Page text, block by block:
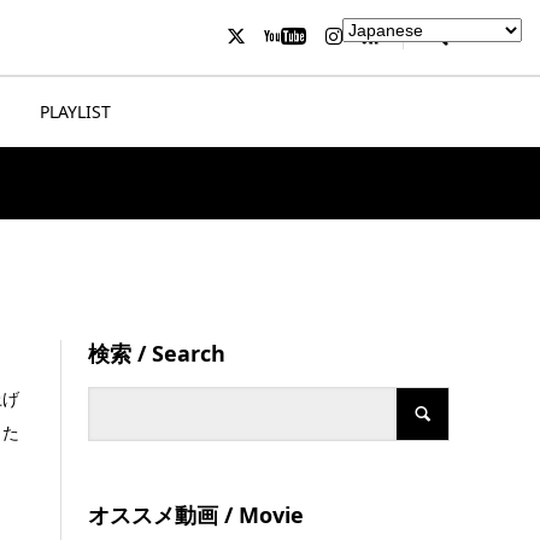
PLAYLIST
検索 / Search
オススメ動画 / Movie